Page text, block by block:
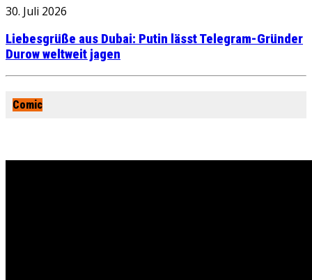
30. Juli 2026
Liebesgrüße aus Dubai: Putin lässt Telegram-Gründer
Durow weltweit jagen
Comic